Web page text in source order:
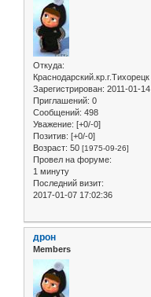
Откуда:
Краснодарский.кр.г.Тихорецк
Зарегистрирован: 2011-01-14
Приглашений: 0
Сообщений: 498
Уважение: [+0/-0]
Позитив: [+0/-0]
Возраст: 50 [1975-09-26]
Провел на форуме:
1 минуту
Последний визит:
2017-01-07 17:02:36
дрон
Members